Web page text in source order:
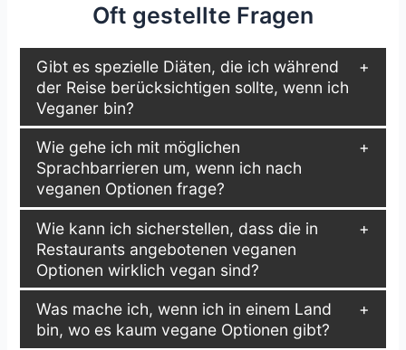
Oft gestellte Fragen
Gibt es spezielle Diäten, die ich während
der Reise berücksichtigen sollte, wenn ich
Veganer bin?
Wie gehe ich mit möglichen
Sprachbarrieren um, wenn ich nach
veganen Optionen frage?
Wie kann ich sicherstellen, dass die in
Restaurants angebotenen veganen
Optionen wirklich vegan sind?
Was mache ich, wenn ich in einem Land
bin, wo es kaum vegane Optionen gibt?